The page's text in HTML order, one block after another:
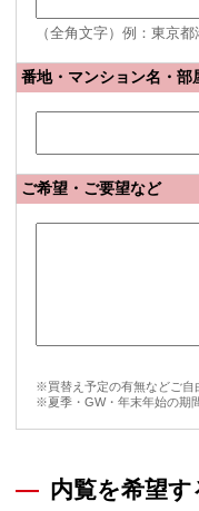
（全角文字）例：東京都
番地・マンション名・部
ご希望・ご要望など
※買替え予定の有無などご自
※夏季・GW・年末年始の期
内覧を希望す